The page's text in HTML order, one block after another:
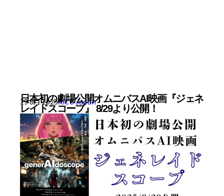
日本初の劇場公開オムニバスAI映画『ジェネ
レイドスコープ』 8/29より公開！
29 8月 2025AICU Japan